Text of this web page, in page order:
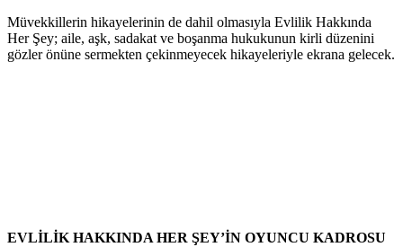
Müvekkillerin hikayelerinin de dahil olmasıyla Evlilik Hakkında
Her Şey; aile, aşk, sadakat ve boşanma hukukunun kirli düzenini
gözler önüne sermekten çekinmeyecek hikayeleriyle ekrana gelecek.
EVLİLİK HAKKINDA HER ŞEY’İN OYUNCU KADROSU